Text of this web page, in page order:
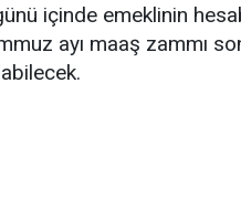
içinde emeklinin
ayı maaş zammı